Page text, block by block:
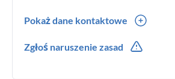
Pokaż dane kontaktowe
Zgłoś naruszenie zasad